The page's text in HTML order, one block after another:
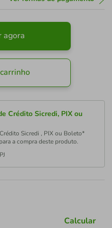
agora
Crédito Sicredi, PIX ou
Sicredi , PIX ou Boleto*
a compra deste produto.
Calcular